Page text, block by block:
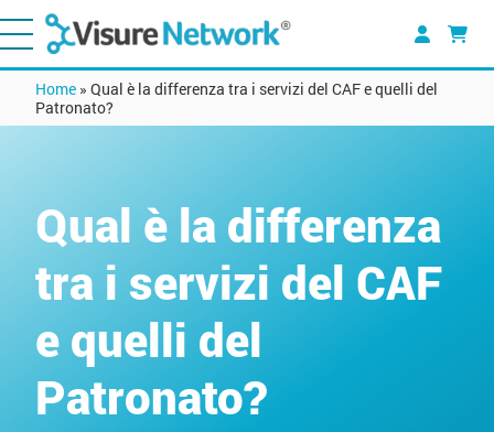
Home » Qual è la differenza tra i servizi del CAF e quelli del
Patronato?
Qual è la differenza
tra i servizi del CAF
e quelli del
Patronato?